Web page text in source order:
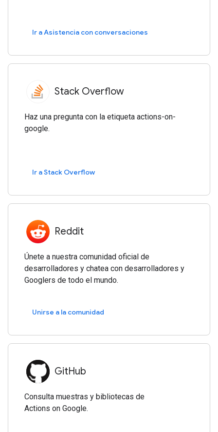
Ir a Asistencia con conversaciones
Stack Overflow
Haz una pregunta con la etiqueta actions-on-
google.
Ir a Stack Overflow
Reddit
Únete a nuestra comunidad oficial de
desarrolladores y chatea con desarrolladores y
Googlers de todo el mundo.
Unirse a la comunidad
GitHub
Consulta muestras y bibliotecas de
Actions on Google.